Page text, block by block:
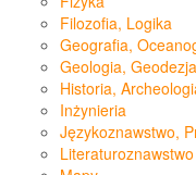
Filozofia, Logika
Geografia,
Geologia, Geodezja
Historia,
Inżynieria
Językoznawstwo,
Literaturoznawstwo